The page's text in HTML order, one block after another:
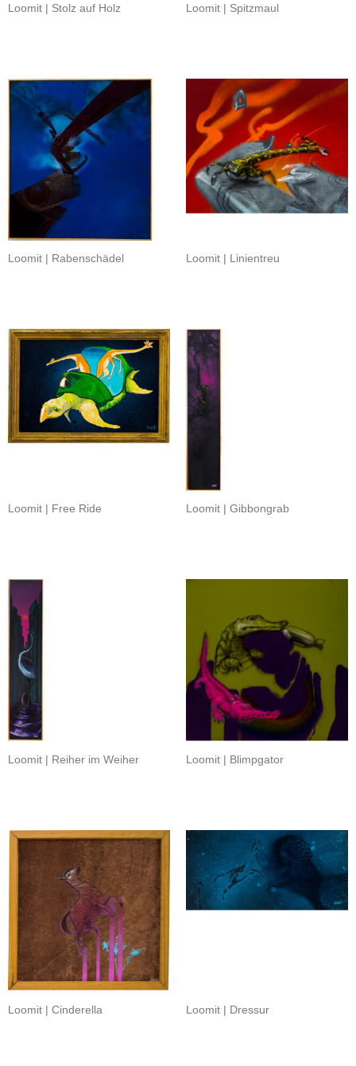
Loomit | Stolz auf Holz Loomit | Spitzmaul
Loomit | Rabenschädel Loomit | Linientreu
Loomit | Free Ride Loomit | Gibbongrab
Loomit | Reiher im Weiher Loomit | Blimpgator
Loomit | Cinderella Loomit | Dressur